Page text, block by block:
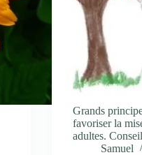
Grands
favoriser la
adultes.
Samuel